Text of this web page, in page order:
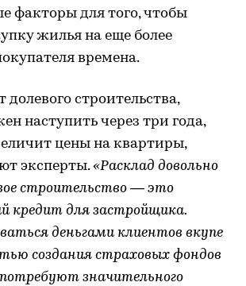
факторы для того, чтобы
жилья на еще более
времена.
долевого строительства,
наступить через три года,
цены на квартиры,
эксперты.«Расклад довольно
строительство — это
кредит для застройщика.
деньгами клиентов вкупе
создания страховых фондов
значительного